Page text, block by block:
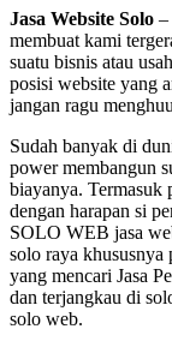
Jasa Website Solo –
membuat kami
suatu bisnis atau
posisi website yang
jangan ragu
Sudah banyak di
power membangun
biayanya. Termasuk
dengan harapan si
SOLO WEB jasa
solo raya khususnya
yang mencari Jasa
dan terjangkau di
solo web.